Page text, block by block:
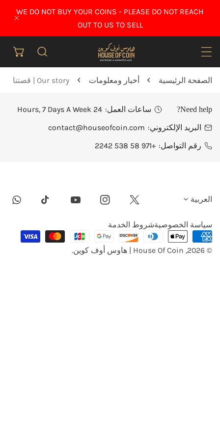
إلى المحتوى
WE DO NOT BUY YOUR COINS - PLEASE DO NOT REACH
OUT TO US TO SELL
الصفحة الرئيسية أخبار ومعلومات Our story | قصتنا
Need help? ساعات العمل: 24 Hours, 7 Days A Week
البريد الإلكتروني: contact@houseofcoin.com
رقم التواصل: +971 58 538 2242
ل
غ
ة
العربية
Twitter
Instagram
Tiktok
© 2026, House Of Coin | هاوس أوف كوين .
سياسة الخصوصيةشروط الخدمة
طرق
الدفع